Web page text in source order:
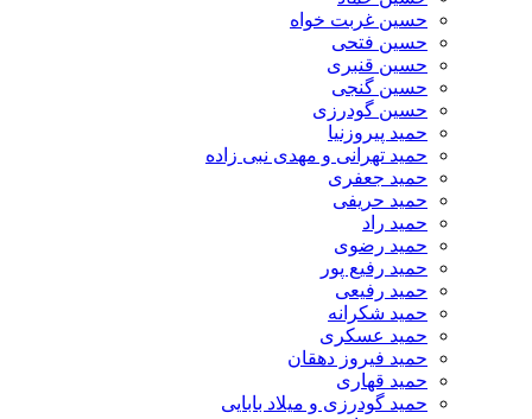
حسین غربت خواه
حسین فتحی
حسین قنبری
حسین گنجی
حسین گودرزی
حمید پیروزنیا
حمید تهرانی و مهدی نبی زاده
حمید جعفری
حمید حریفی
حمید راد
حمید رضوی
حمید رفیع پور
حمید رفیعی
حمید شکرانه
حمید عسکری
حمید فیروز دهقان
حمید قهاری
حمید گودرزی و میلاد بابایی